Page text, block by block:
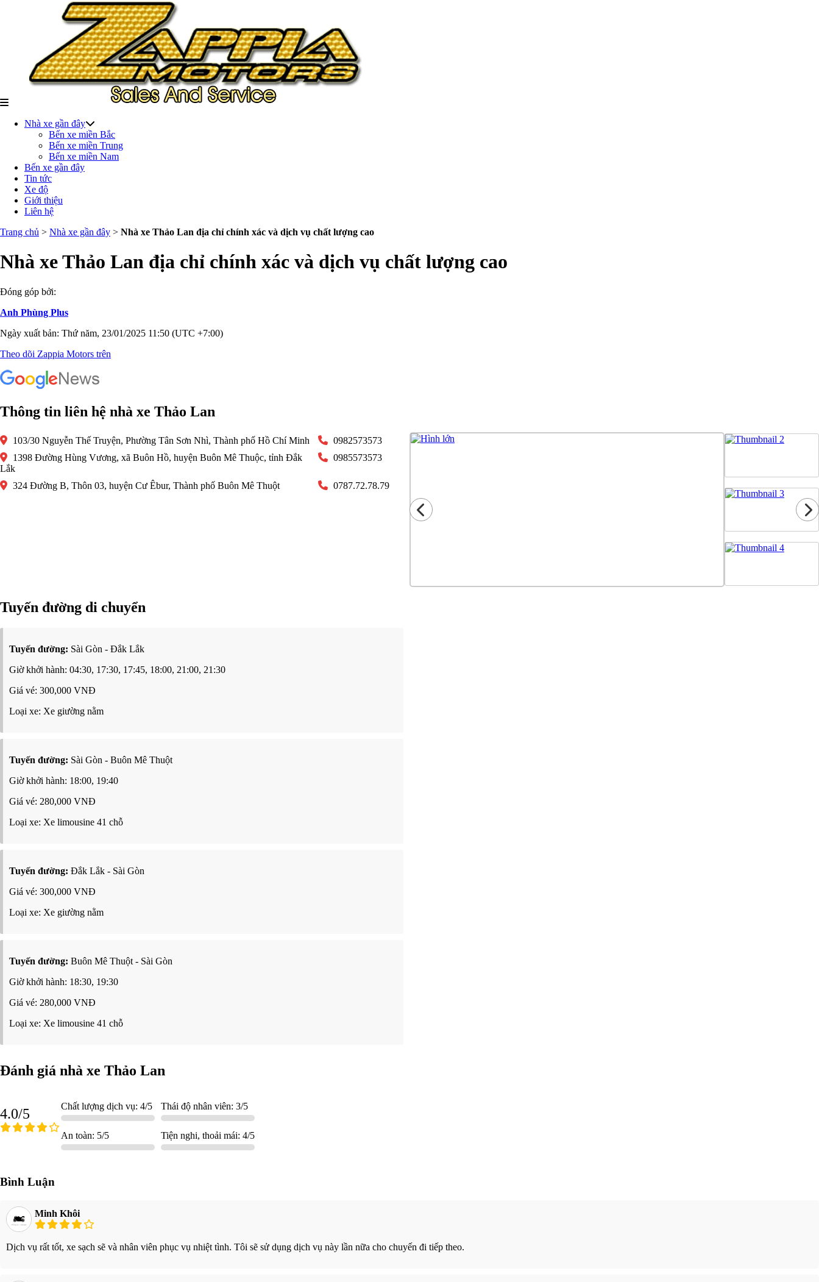
Nhà xe gần đây
Bến xe miền Bắc
Bến xe miền Trung
Bến xe miền Nam
Bến xe gần đây
Tin tức
Xe độ
Giới thiệu
Liên hệ
Trang chủ > Nhà xe gần đây > Nhà xe Thảo Lan địa chỉ chính xác và dịch vụ chất lượng cao
Nhà xe Thảo Lan địa chỉ chính xác và dịch vụ chất lượng cao
Đóng góp bởi:
Anh Phùng Plus
Ngày xuất bản: Thứ năm, 23/01/2025 11:50 (UTC +7:00)
Theo dõi Zappia Motors trên
Thông tin liên hệ nhà xe Thảo Lan
103/30 Nguyễn Thế Truyện, Phường Tân Sơn Nhì, Thành phố Hồ Chí Minh
0982573573
1398 Đường Hùng Vương, xã Buôn Hồ, huyện Buôn Mê Thuộc, tỉnh Đắk
Lắk
0985573573
324 Đường B, Thôn 03, huyện Cư Êbur, Thành phố Buôn Mê Thuột 0787.72.78.79
Tuyến đường di chuyển
Tuyến đường: Sài Gòn - Đắk Lắk
Giờ khởi hành: 04:30, 17:30, 17:45, 18:00, 21:00, 21:30
Giá vé: 300,000 VNĐ
Loại xe: Xe giường nằm
Tuyến đường: Sài Gòn - Buôn Mê Thuột
Giờ khởi hành: 18:00, 19:40
Giá vé: 280,000 VNĐ
Loại xe: Xe limousine 41 chỗ
Tuyến đường: Đắk Lắk - Sài Gòn
Giá vé: 300,000 VNĐ
Loại xe: Xe giường nằm
Tuyến đường: Buôn Mê Thuột - Sài Gòn
Giờ khởi hành: 18:30, 19:30
Giá vé: 280,000 VNĐ
Loại xe: Xe limousine 41 chỗ
Đánh giá nhà xe Thảo Lan
4.0/5 Chất lượng dịch vụ: 4/5 Thái độ nhân viên: 3/5
An toàn: 5/5 Tiện nghi, thoải mái: 4/5
Bình Luận
Minh Khôi
Dịch vụ rất tốt, xe sạch sẽ và nhân viên phục vụ nhiệt tình. Tôi sẽ sử dụng dịch vụ này lần nữa cho chuyến đi tiếp theo.